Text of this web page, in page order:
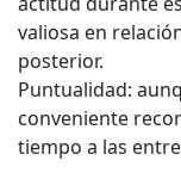
valiosa en
posterior.
Puntualidad:
conveniente
tiempo a las